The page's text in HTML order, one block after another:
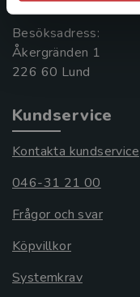
Besöksadress:
Åkergränden 1
Kundservice
Kontakta kundservice
046-31 21 00
Frågor och svar
Köpvillkor
Systemkrav